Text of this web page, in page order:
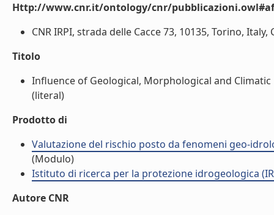
Http://www.cnr.it/ontology/cnr/
CNR IRPI, strada delle Cacce 73, 10135, Torino,
Titolo
Influence of Geological, Morphological and
(literal)
Prodotto di
Valutazione del rischio posto da fenomeni geo-
(Modulo)
Istituto di ricerca per la protezione idrogeologica
Autore CNR